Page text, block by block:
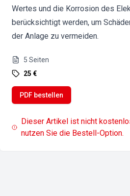
Wertes und die Korrosion des
berücksichtigt werden, um
der Anlage zu vermeiden.
5 Seiten
25 €
PDF bestellen
Dieser Artikel ist nicht
nutzen Sie die Bestell-Option.